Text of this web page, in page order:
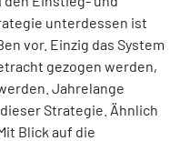
unterdessen ist
vor. Einzig das System
gezogen werden,
Jahrelange
Strategie. Ähnlich
Mit Blick auf die